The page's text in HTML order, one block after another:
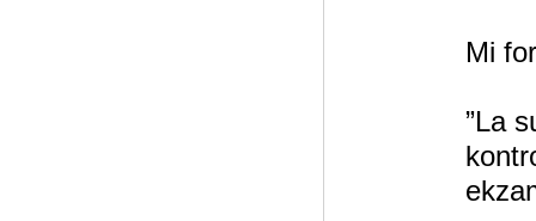
Mi
”La